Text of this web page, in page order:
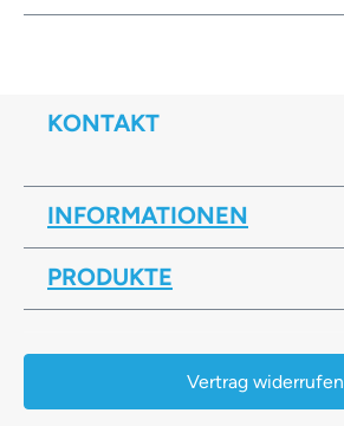
KONTAKT
INFORMATIONEN
PRODUKTE
Vertrag widerrufen